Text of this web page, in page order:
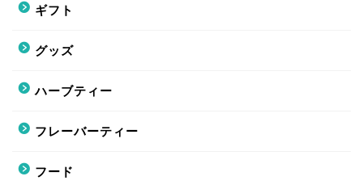
ギフト
グッズ
ハーブティー
フレーバーティー
フード